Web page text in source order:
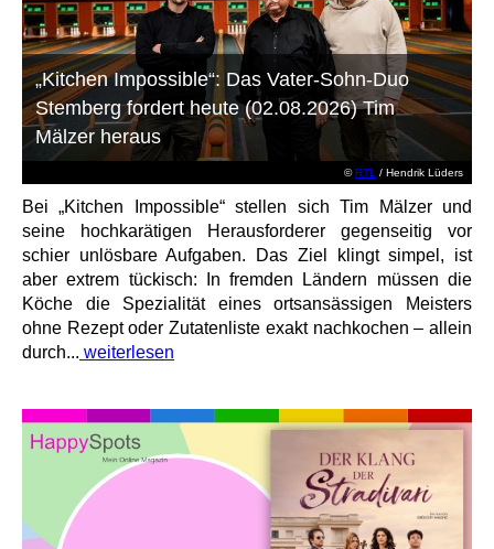
©RTL / Hendrik Lüders
„Kitchen Impossible“: Das Vater-Sohn-Duo
Stemberg fordert heute (02.08.2026) Tim
Mälzer heraus
Bei „Kitchen Impossible“ stellen sich Tim Mälzer und
seine hochkarätigen Herausforderer gegenseitig vor
schier unlösbare Aufgaben. Das Ziel klingt simpel, ist
aber extrem tückisch: In fremden Ländern müssen die
Köche die Spezialität eines ortsansässigen Meisters
ohne Rezept oder Zutatenliste exakt nachkochen – allein
durch... weiterlesen